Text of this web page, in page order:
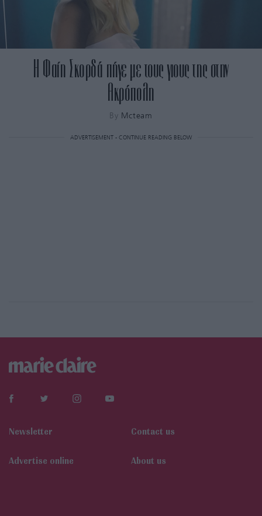
Η Φαίη Σκορδά πήγε με τους γιους της στην
Ακρόπολη
By Mcteam
ADVERTISEMENT - CONTINUE READING BELOW
Newsletter Contact us
Αdvertise online About us